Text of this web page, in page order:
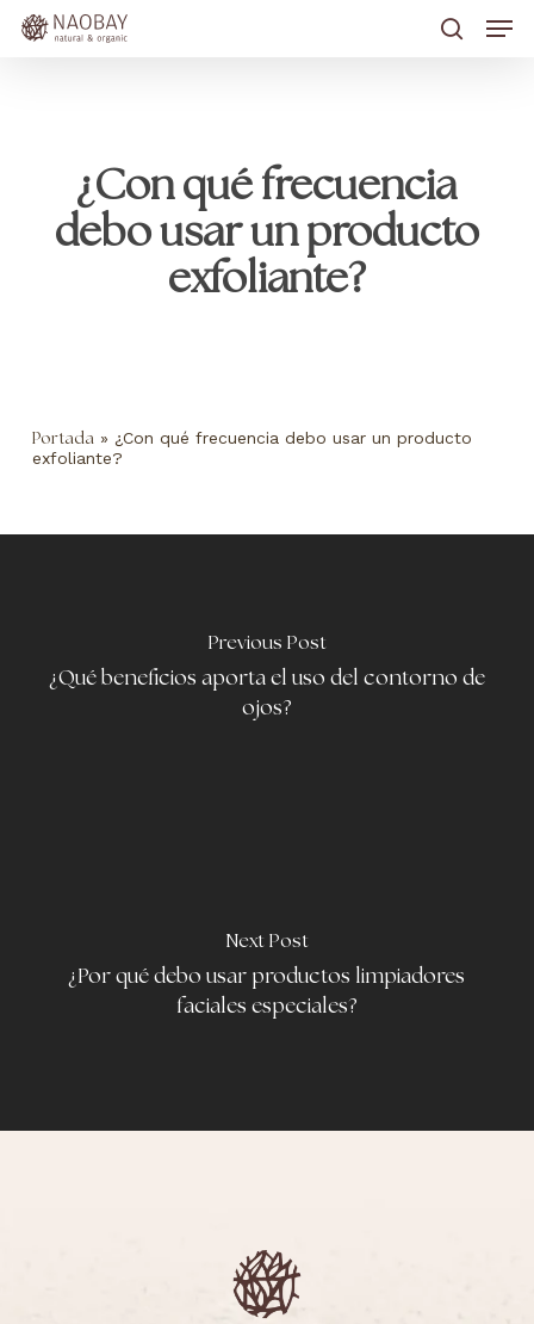
main
¿Con qué frecuencia
debo usar un producto
exfoliante?
Portada » ¿Con qué frecuencia debo usar un producto
exfoliante?
Previous Post
¿Qué beneficios aporta el uso del contorno de
ojos?
Next Post
¿Por qué debo usar productos limpiadores
faciales especiales?